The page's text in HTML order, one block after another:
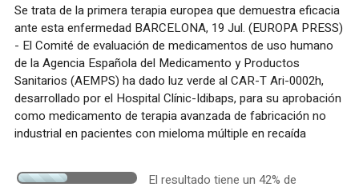
Se trata de la primera terapia europea que demuestra eficacia
ante esta enfermedad BARCELONA, 19 Jul. (EUROPA PRESS)
- El Comité de evaluación de medicamentos de uso humano
de la Agencia Española del Medicamento y Productos
Sanitarios (AEMPS) ha dado luz verde al CAR-T Ari-0002h,
desarrollado por el Hospital Clínic-Idibaps, para su aprobación
como medicamento de terapia avanzada de fabricación no
industrial en pacientes con mieloma múltiple en recaída
El resultado tiene un 42% de